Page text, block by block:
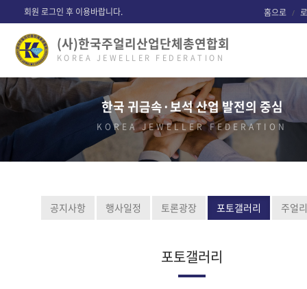
회원 로그인 후 이용바랍니다. 홈으로
(사)한국주얼리산업단체총연합회
KOREA JEWELLER FEDERATION
한국 귀금속·보석 산업 발전의 중심
KOREA JEWELLER FEDERATION
공지사항 행사일정 토론광장 포토갤러리 주얼
포토갤러리